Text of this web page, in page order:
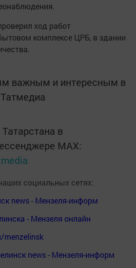
ход работ
комплексе ЦРБ, в здании
важным и интересным в
Татмедиа
в
MАХ:
социальных сетях:
news - Мензеля-информ
- Мензеля онлайн
menzelinsk
news - Мензеля-информ